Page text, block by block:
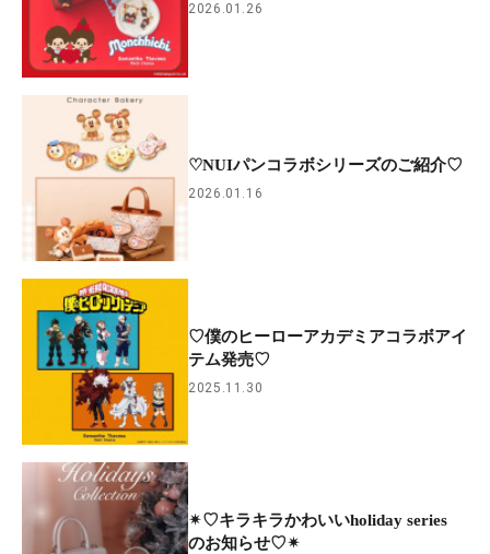
2026.01.26
♡NUIパンコラボシリーズのご紹介♡
2026.01.16
♡僕のヒーローアカデミアコラボアイ
テム発売♡
2025.11.30
✴︎♡キラキラかわいいholiday series
のお知らせ♡✴︎